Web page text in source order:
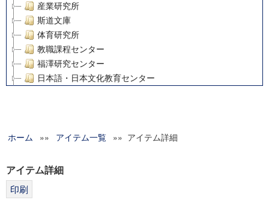
産業研究所
斯道文庫
体育研究所
教職課程センター
福澤研究センター
日本語・日本文化教育センター
グローバルリサーチインスティテュート
科学研究費補助金研究成果報告書
ホーム »» アイテム一覧 »» アイテム詳細
アイテム詳細